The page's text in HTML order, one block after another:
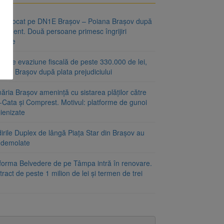
blocat pe DN1E Brașov – Poiana Brașov după
accident. Două persoane primesc îngrijiri
de evaziune fiscală de peste 330.000 de lei,
la Brașov după plata prejudiciului
Brașov amenință cu sistarea plăților către
Cata și Comprest. Motivul: platforme de gunoi
Duplex de lângă Piața Star din Brașov au
Belvedere de pe Tâmpa intră în renovare.
de peste 1 milion de lei și termen de trei